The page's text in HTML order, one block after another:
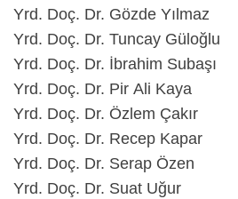
Yrd. Doç. Dr. Gözde Yılmaz
Yrd. Doç. Dr. Tuncay Güloğlu
Yrd. Doç. Dr. İbrahim Subaşı
Yrd. Doç. Dr. Pir Ali Kaya
Yrd. Doç. Dr. Özlem Çakır
Yrd. Doç. Dr. Recep Kapar
Yrd. Doç. Dr. Serap Özen
Yrd. Doç. Dr. Suat Uğur